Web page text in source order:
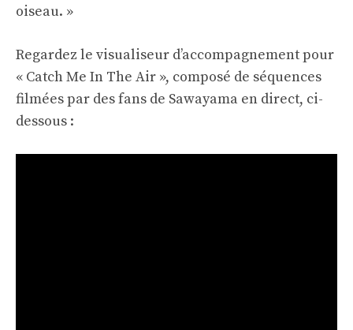
oiseau. »
Regardez le visualiseur d’accompagnement pour
« Catch Me In The Air », composé de séquences
filmées par des fans de Sawayama en direct, ci-
dessous :